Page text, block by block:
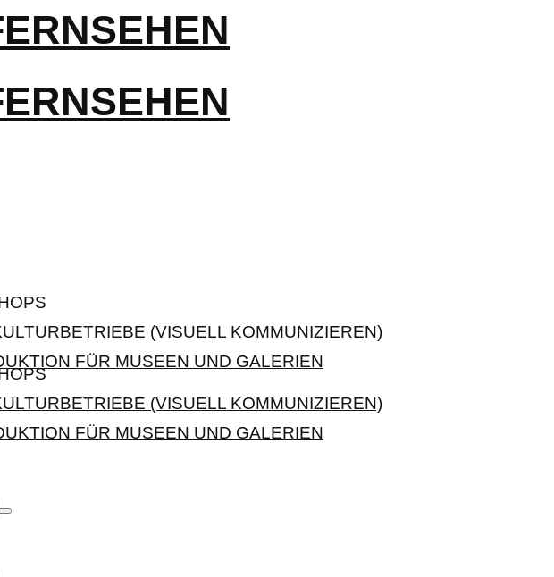
(VISUELL KOMMUNIZIEREN)
FÜR MUSEEN UND GALERIEN
(VISUELL KOMMUNIZIEREN)
FÜR MUSEEN UND GALERIEN